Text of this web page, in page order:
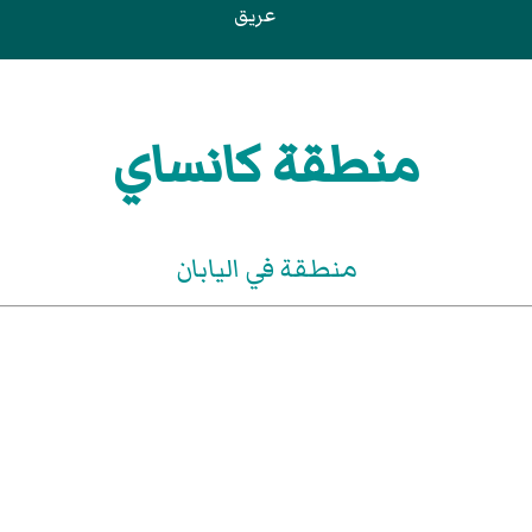
عريق
منطقة كانساي
منطقة في اليابان